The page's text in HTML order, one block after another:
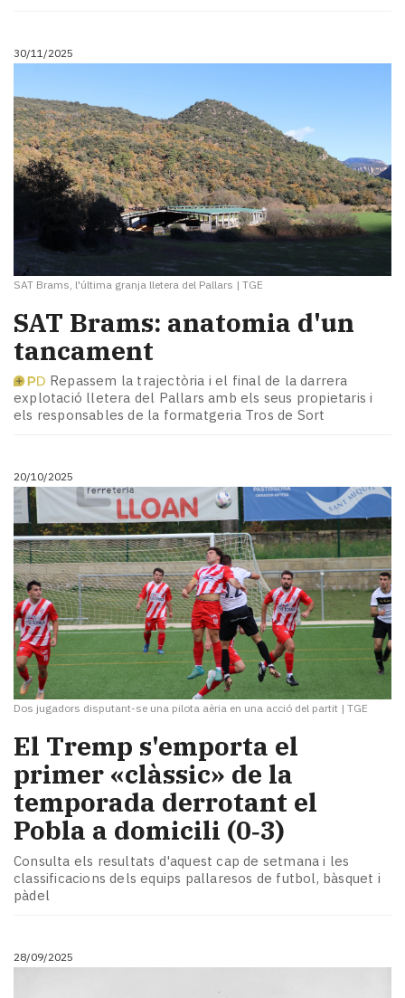
30/11/2025
SAT Brams, l'última granja lletera del Pallars | TGE
SAT Brams: anatomia d'un
tancament
Repassem la trajectòria i el final de la darrera
explotació lletera del Pallars amb els seus propietaris i
els responsables de la formatgeria Tros de Sort
20/10/2025
Dos jugadors disputant-se una pilota aèria en una acció del partit | TGE
El Tremp s'emporta el
primer «clàssic» de la
temporada derrotant el
Pobla a domicili (0‑3)
Consulta els resultats d'aquest cap de setmana i les
classificacions dels equips pallaresos de futbol, bàsquet i
pàdel
28/09/2025